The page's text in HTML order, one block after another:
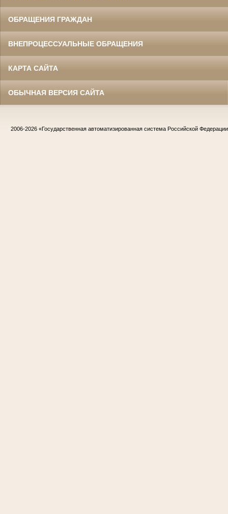
ОБРАЩЕНИЯ ГРАЖДАН
ВНЕПРОЦЕССУАЛЬНЫЕ ОБРАЩЕНИЯ
КАРТА САЙТА
ОБЫЧНАЯ ВЕРСИЯ САЙТА
2006-2026 «Государственная автоматизированная система Российской